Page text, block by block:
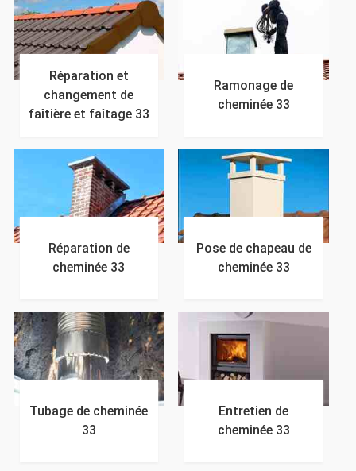
Réparation et
changement de
faîtière et faîtage 33
Ramonage de
cheminée 33
Réparation de
cheminée 33
Pose de chapeau de
cheminée 33
Tubage de cheminée
33
Entretien de
cheminée 33